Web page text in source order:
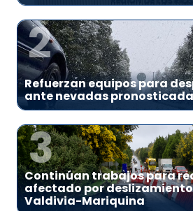
2
Refuerzan equipos para
ante nevadas
3
Continúan trabajos para
afectado por
Valdivia-Mariquina